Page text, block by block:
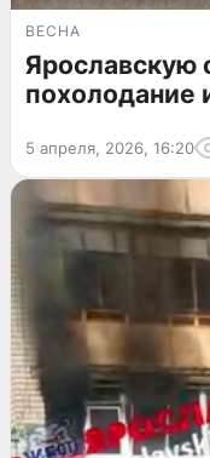
ВЕСНА
Ярославскую
похолодание
5 апреля, 2026, 16:20